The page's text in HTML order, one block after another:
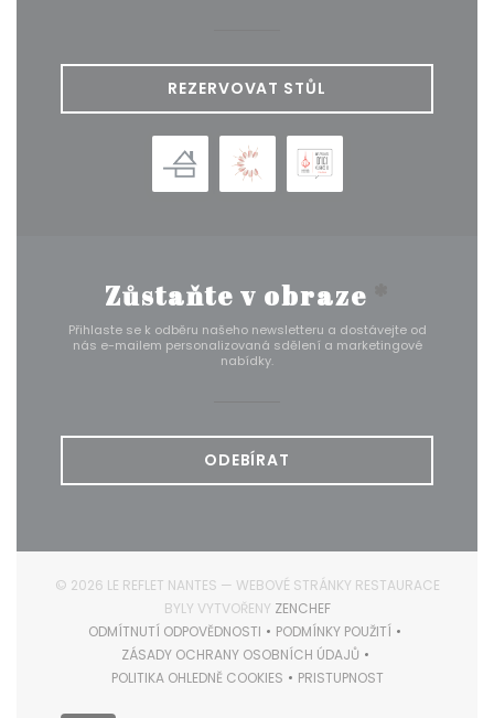
REZERVOVAT STŮL
Zůstaňte v obraze
Přihlaste se k odběru našeho newsletteru a dostávejte od
nás e-mailem personalizovaná sdělení a marketingové
nabídky.
ODEBÍRAT
© 2026 LE REFLET NANTES — WEBOVÉ STRÁNKY RESTAURACE
BYLY VYTVOŘENY ZENCHEF((OTEVŘE SE V NOVÉM
ODMÍTNUTÍ ODPOVĚDNOSTI
((OTEVŘE SE V NOVÉM OKNĚ))
PODMÍNKY POUŽITÍ
((OTEVŘE SE V NOVÉM
ZÁSADY OCHRANY OSOBNÍCH ÚDAJŮ
((OTEVŘE SE V NOVÉM OKNĚ))
POLITIKA OHLEDNĚ COOKIES
((OTEVŘE SE V NOVÉM OKNĚ))
PRISTUPNOST
((OTEVŘE SE V NOVÉM